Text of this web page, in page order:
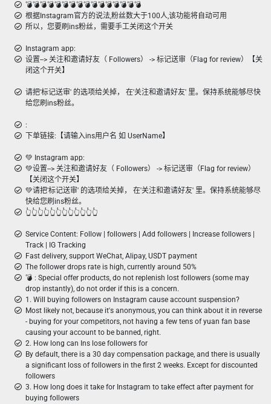
💣️💣️💣️💣️💣️💣️💣️💣️💣️💣️💣️💣️💣️💣️💣️💣️
根据Instagram官方的说法,粉丝数大于100人,该功能将自动可用
所以，您要刷ins粉丝，需要手工关闭这个开关
Instagram app:
设置--> 关注和邀请好友（ Followers） -> 标记送审（Flag for review）【关
闭这个开关】
请把'标记送审' 的选项给关掉， 在'关注和邀请好友' 里。保持系统能够尽快
给您刷ins粉丝。
:
下单链接:【请输入ins用户名 如 UserName】
💚 Instagram app:
💚设置--> 关注和邀请好友（ Followers） -> 标记送审（Flag for review）
【关闭这个开关】
💚请把'标记送审' 的选项给关掉， 在'关注和邀请好友' 里。保持系统能够尽
快给您刷ins粉丝。
👆👆👆👆👆👆👆👆👆👆👆👆
Service Content: Follow | followers | Add followers | Increase followers |
Track | IG Tracking
Fast delivery, support WeChat, Alipay, USDT payment
The follower drops rate is high, currently around 50%
💣 ︎: Special offer products, do not replenish lost followers (some may
drop instantly), do not order if this is a concern.
1. Will buying followers on Instagram cause account suspension?
Most likely not, because it's anonymous, you can think about it in reverse
- buying for your competitors, not having a few tens of yuan fan base
causing your account to be banned, right.
2. How long can Ins lose followers for
By default, there is a 30 day compensation package, and there is usually
a significant loss of followers in the first 2 weeks. Except for discounted
followers
3. How long does it take for Instagram to take effect after payment for
buying followers